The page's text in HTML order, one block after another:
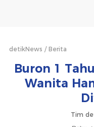
detikNews Berita
Buron 1
Wanita
Tim